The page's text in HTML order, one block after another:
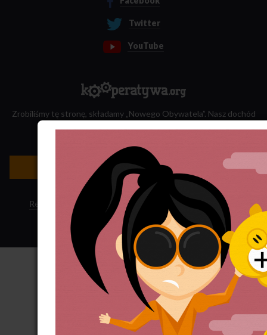
Twitter
YouTube
Zrobiliśmy tę stronę, składamy „Nowego Obywatela”. Nasz dochód
Newsletter »
Regulamin sklepu Polityka ciasteczek ·Subskrypcja RSS